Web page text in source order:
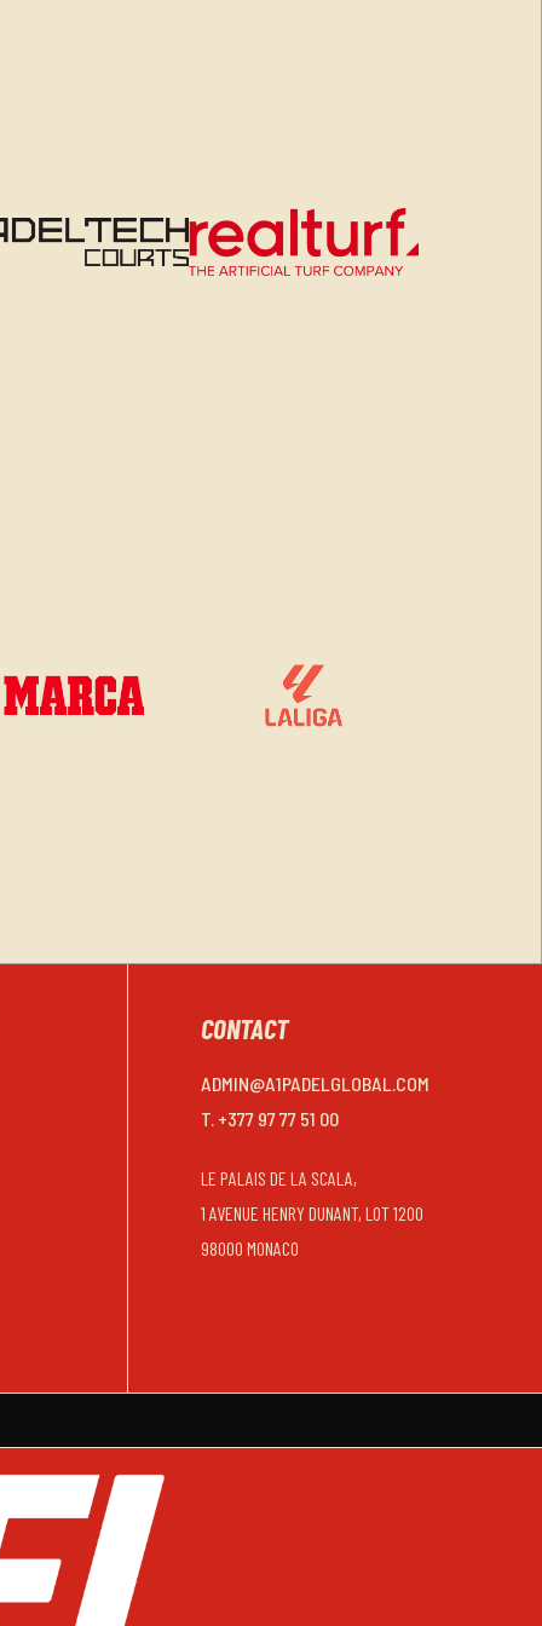
CONTACT
ADMIN@A1PADELGLOBAL.COM
T. +377 97 77 51 00
LE PALAIS DE LA SCALA,
1 AVENUE HENRY DUNANT, LOT 1200
98000 MONACO